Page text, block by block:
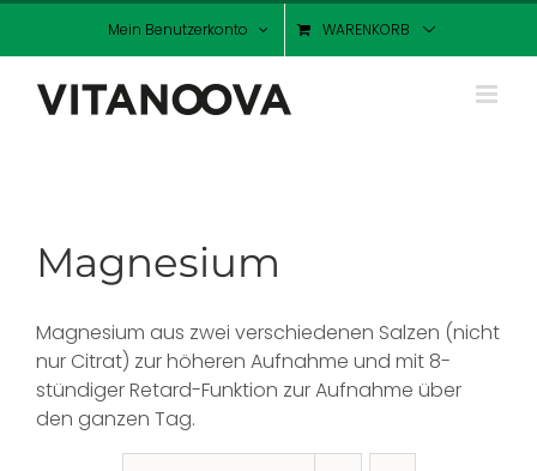
Zum
Mein Benutzerkonto WARENKORB
Magnesium
Magnesium aus zwei verschiedenen Salzen (nicht
nur Citrat) zur höheren Aufnahme und mit 8-
stündiger Retard-Funktion zur Aufnahme über
den ganzen Tag.